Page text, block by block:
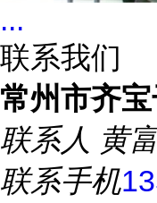
...
联系我们
常州市齐
联系人 黄
联系手机